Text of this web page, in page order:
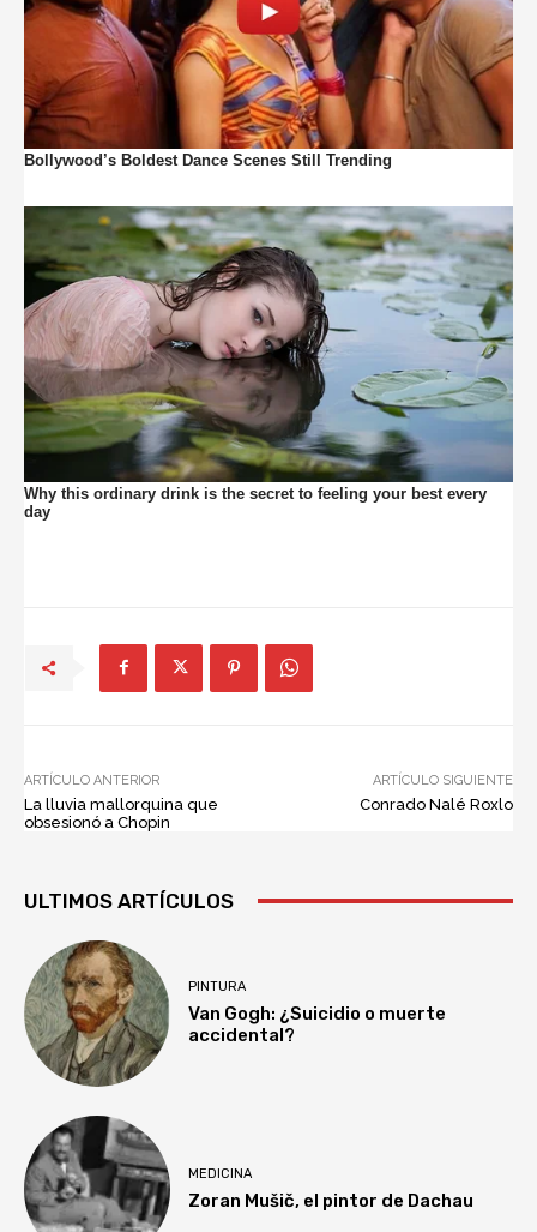
ARTÍCULO ANTERIOR
La lluvia mallorquina que
obsesionó a Chopin
ARTÍCULO SIGUIENTE
Conrado Nalé Roxlo
ULTIMOS ARTÍCULOS
PINTURA
Van Gogh: ¿Suicidio o muerte
accidental?
MEDICINA
Zoran Mušič, el pintor de Dachau